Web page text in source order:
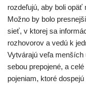
roz­de­ľu­jú, aby boli
Možno by bolo
sieť, v kto­rej sa
roz­ho­vo­rov a vedú k
Vytvárajú veľa
sebou pre­po­je­né, a
po­je­niam, kto­ré